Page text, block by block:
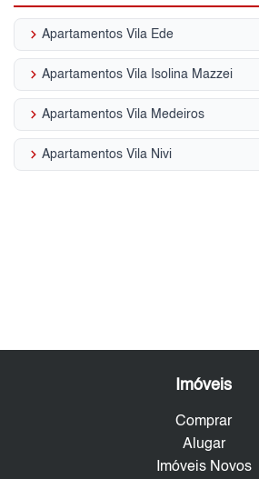
keyboard_arrow_right Apartamentos Vila Ede
keyboard_arrow_right Apartamentos Vila Isolina Mazzei
keyboard_arrow_right Apartamentos Vila Medeiros
keyboard_arrow_right Apartamentos Vila Nivi
Imóveis
Comprar
Alugar
Imóveis Novos